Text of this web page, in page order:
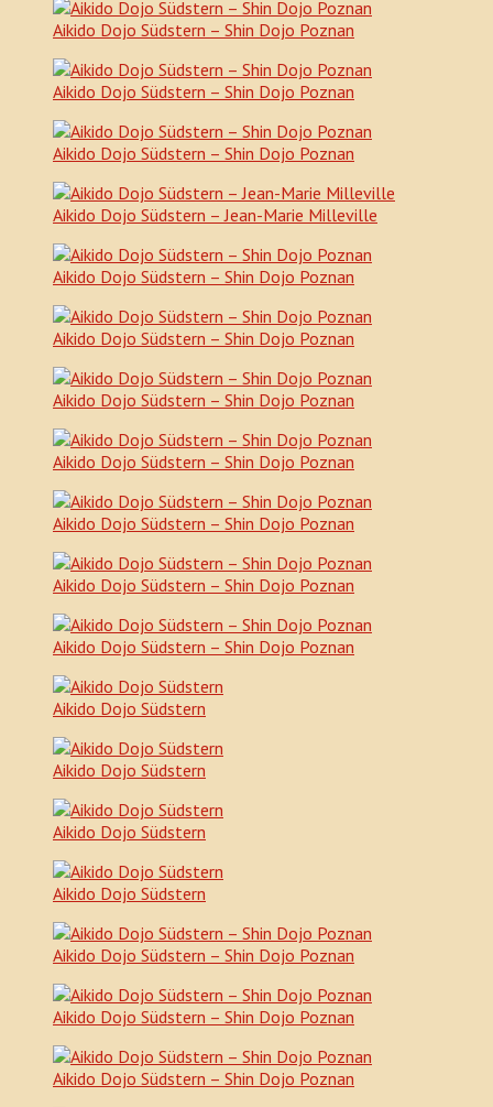
Aikido Dojo Südstern – Shin Dojo Poznan
Aikido Dojo Südstern – Shin Dojo Poznan
Aikido Dojo Südstern – Shin Dojo Poznan
Aikido Dojo Südstern – Jean-Marie Milleville
Aikido Dojo Südstern – Shin Dojo Poznan
Aikido Dojo Südstern – Shin Dojo Poznan
Aikido Dojo Südstern – Shin Dojo Poznan
Aikido Dojo Südstern – Shin Dojo Poznan
Aikido Dojo Südstern – Shin Dojo Poznan
Aikido Dojo Südstern – Shin Dojo Poznan
Aikido Dojo Südstern – Shin Dojo Poznan
Aikido Dojo Südstern
Aikido Dojo Südstern
Aikido Dojo Südstern
Aikido Dojo Südstern
Aikido Dojo Südstern – Shin Dojo Poznan
Aikido Dojo Südstern – Shin Dojo Poznan
Aikido Dojo Südstern – Shin Dojo Poznan